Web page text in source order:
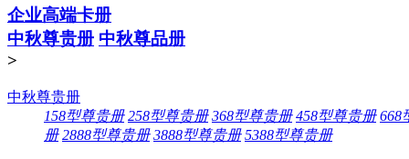
企业高端卡册
中秋尊贵册 中秋尊品册
>
中秋尊贵册
158型尊贵册 258型尊贵册 368型尊贵册 458型尊贵册 668
册 2888型尊贵册 3888型尊贵册 5388型尊贵册